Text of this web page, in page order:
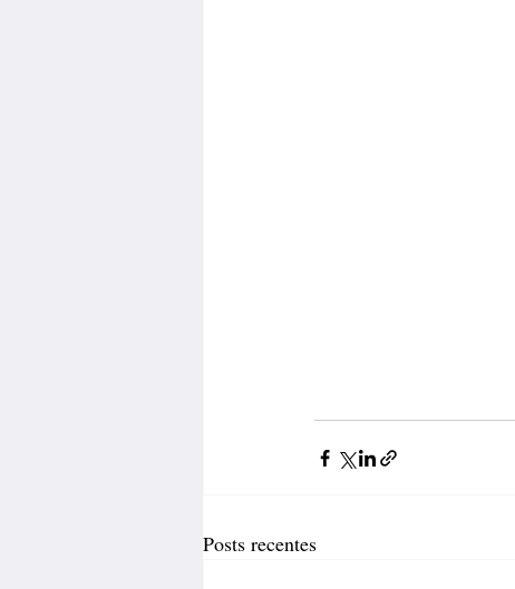
Posts recentes